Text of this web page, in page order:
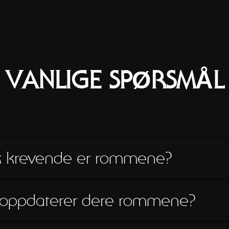
VANLIGE SPØRSMÅL
krevende er rommene?
dere rommene?